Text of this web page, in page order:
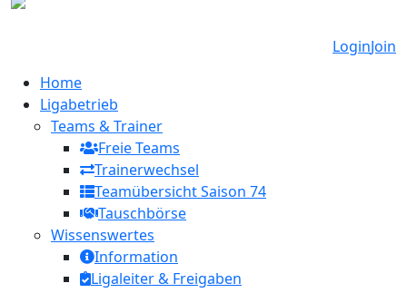
LoginJoin
Home
Ligabetrieb
Teams & Trainer
Freie Teams
Trainerwechsel
Teamübersicht Saison 74
Tauschbörse
Wissenswertes
Information
Ligaleiter & Freigaben